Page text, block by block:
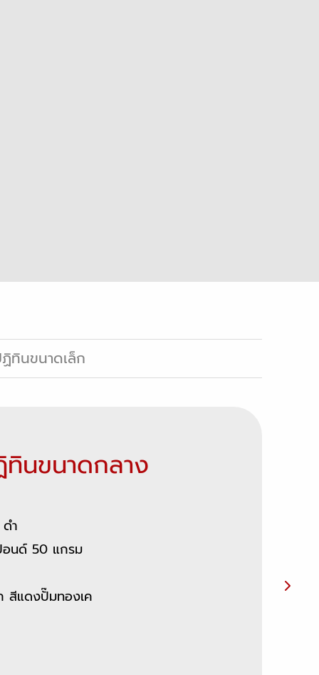
ทินขนาดเล็ก
ทินขนาดกลาง
ำ
อนด์ 50 แกรม
สีแดงปั๊มทองเค